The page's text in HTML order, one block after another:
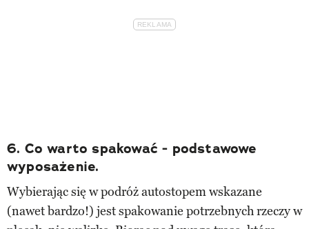
6. Co warto spakować - podstawowe
wyposażenie.
Wybierając się w podróż autostopem wskazane
(nawet bardzo!) jest spakowanie potrzebnych rzeczy w